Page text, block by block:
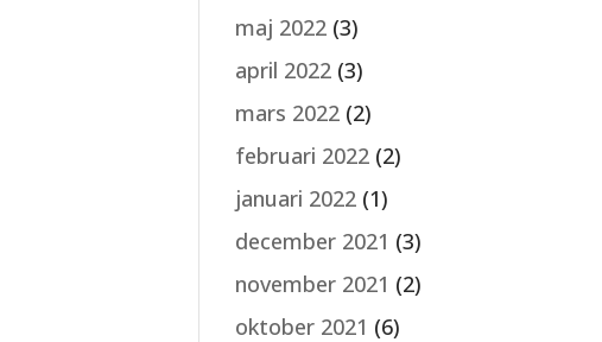
maj 2022 (3)
april 2022 (3)
mars 2022 (2)
februari 2022 (2)
januari 2022 (1)
december 2021 (3)
november 2021 (2)
oktober 2021 (6)